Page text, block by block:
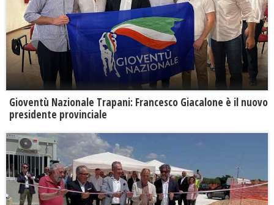
Gioventù Nazionale Trapani: Francesco Giacalone è il nuovo
presidente provinciale